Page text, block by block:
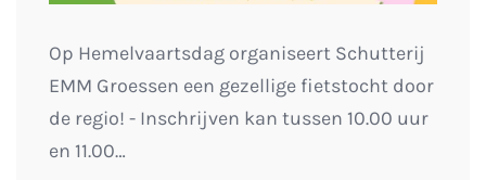
Op Hemelvaartsdag organiseert Schutterij
EMM Groessen een gezellige fietstocht door
de regio! - Inschrijven kan tussen 10.00 uur
en 11.00…